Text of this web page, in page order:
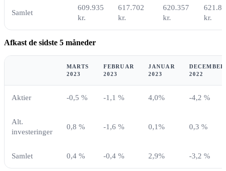
Samlet
609.935
kr.
617.702
kr.
620.357
kr.
kr.
Afkast de sidste 5 måneder
MARTS
2023
FEBRUAR
2023
JANUAR
2023
DECEMBER
2022
Aktier -0,5 % -1,1 % 4,0% -4,2 %
Alt.
investeringer
0,8 % -1,6 % 0,1% 0,3 %
Samlet 0,4 % -0,4 % 2,9% -3,2 %